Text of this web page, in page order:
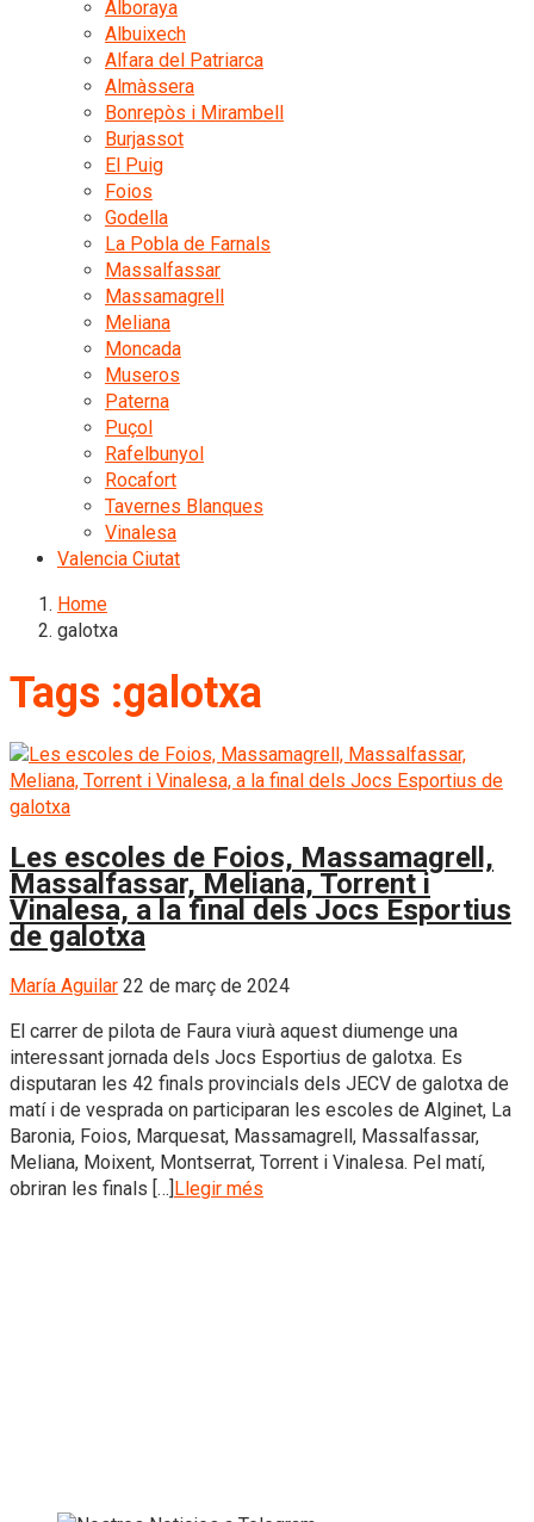
Alboraya
Albuixech
Alfara del Patriarca
Almàssera
Bonrepòs i Mirambell
Burjassot
El Puig
Foios
Godella
La Pobla de Farnals
Massalfassar
Massamagrell
Meliana
Moncada
Museros
Paterna
Puçol
Rafelbunyol
Rocafort
Tavernes Blanques
Vinalesa
Valencia Ciutat
Home
galotxa
Tags :galotxa
Les escoles de Foios, Massamagrell,
Massalfassar, Meliana, Torrent i
Vinalesa, a la final dels Jocs Esportius
de galotxa
María Aguilar 22 de març de 2024
El carrer de pilota de Faura viurà aquest diumenge una
interessant jornada dels Jocs Esportius de galotxa. Es
disputaran les 42 finals provincials dels JECV de galotxa de
matí i de vesprada on participaran les escoles de Alginet, La
Baronia, Foios, Marquesat, Massamagrell, Massalfassar,
Meliana, Moixent, Montserrat, Torrent i Vinalesa. Pel matí,
obriran les finals […]Llegir més